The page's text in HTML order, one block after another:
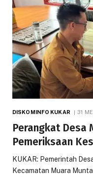
DISKOMINFO KUKAR 31
Perangkat Desa
Pemeriksaan
KUKAR: Pemerintah
Kecamatan Muara